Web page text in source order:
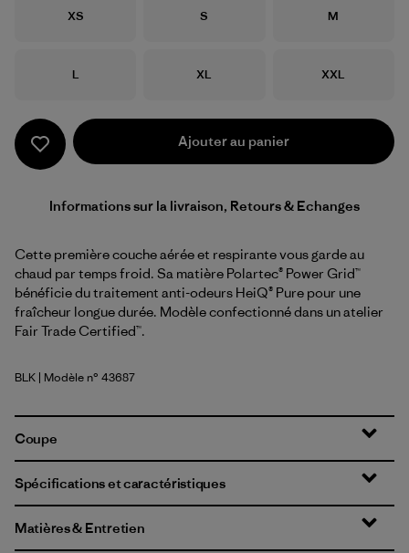
Taille
XS Taille
S Taille
M
Taille
L Taille
XL Taille
XXL
Ajouter au panier
Informations sur la livraison, Retours & Echanges
Cette première couche aérée et respirante vous garde au
chaud par temps froid. Sa matière Polartec® Power Grid™
bénéficie du traitement anti-odeurs HeiQ® Pure pour une
fraîcheur longue durée. Modèle confectionné dans un atelier
Fair Trade Certified™.
Black
BLK | Modèle n° 43687
Coupe
Spécifications et caractéristiques
Matières & Entretien